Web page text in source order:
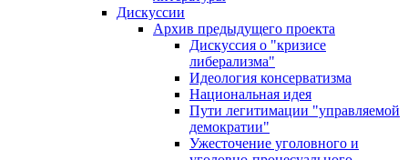
Дискуссии
Архив предыдущего проекта
Дискуссия о "кризисе
либерализма"
Идеология консерватизма
Национальная идея
Пути легитимации "управляемой
демократии"
Ужесточение уголовного и